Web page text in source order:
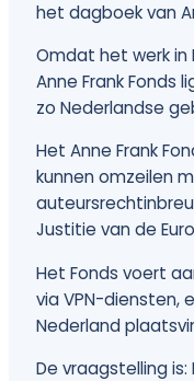
het dagboek van
Omdat het werk in
Anne Frank
zo Nederlandse
Het Anne Frank
kunnen omzeilen
Justitie van de
Het Fonds voert
via VPN-diensten,
Nederland
De vraagstelling